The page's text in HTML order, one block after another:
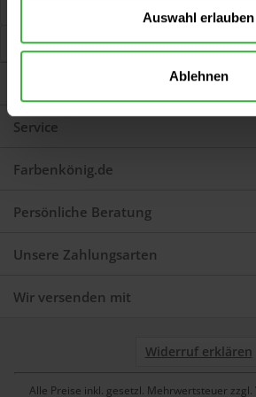
Auswahl erlauben
Ablehnen
Kunden kauften auch
Darum sind wir Farbenkönig
Service
Farbenkönig.de
Persönliche Beratung
Unsere Zahlungsarten
Wir versenden mit
Widerruf erklären
Alle Preise inkl. gesetzl. Mehrwertsteuer